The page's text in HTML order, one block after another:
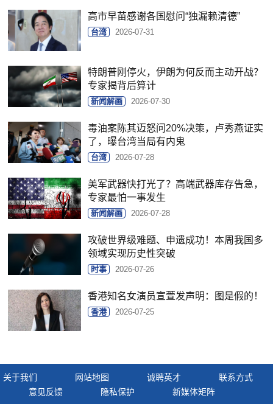
高市早苗感谢各国慰问“独漏赖清德”
台湾 2026-07-31
特朗普刚停火，伊朗为何反而主动开战？
专家揭背后算计
新闻解画 2026-07-30
毒油案陈其迈怒问20%决策，卢秀燕证实
了，曝台湾当局有内鬼
台湾 2026-07-28
美军武器快打光了？高端武器库存告急，
专家最怕一事发生
新闻解画 2026-07-28
攻破世界级难题、申遗成功！本周我国多
领域实现历史性突破
时事 2026-07-26
香港知名女演员宣萱发声明：图是假的！
香港 2026-07-25
关于我们 网站地图 诚聘英才
联系方式
意见反馈
隐私保护 新媒体矩阵